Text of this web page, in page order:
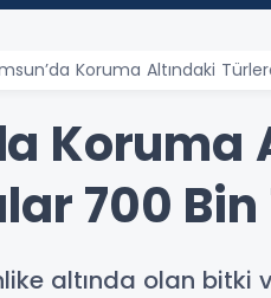
Koruma Altındaki
Koruma
700 Bin
altında olan bitki